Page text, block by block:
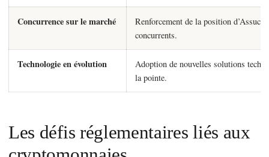
Concurrence sur le marché
Renforcement de la position
concurrents.
Technologie en évolution
Adoption de nouvelles solutions
la pointe.
Les défis réglementaires liés aux